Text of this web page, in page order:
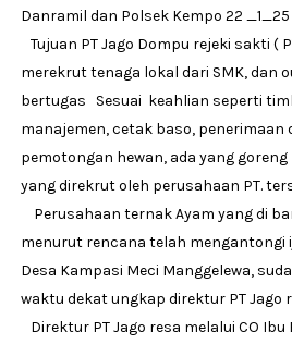
Danramil dan Polsek Kempo 22 _1_25
Tujuan PT Jago Dompu rejeki sakti (
merekrut tenaga lokal dari SMK, dan
bertugas Sesuai keahlian seperti
manajemen, cetak baso, penerimaan
pemotongan hewan, ada yang
yang direkrut oleh perusahaan PT.
Perusahaan ternak Ayam yang di
menurut rencana telah mengantongi
Desa Kampasi Meci Manggelewa,
waktu dekat ungkap direktur PT Jago
Direktur PT Jago resa melalui CO